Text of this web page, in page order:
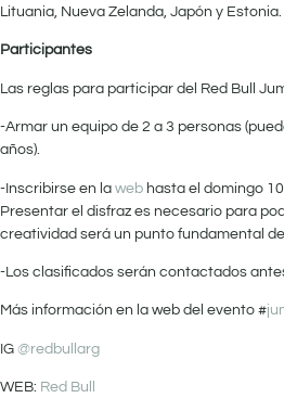
Lituania, Nueva Zelanda, Japón y Estonia.
Participantes
Las reglas para participar del Red Bull
-Armar un equipo de 2 a 3 personas
años).
-Inscribirse en la web hasta el domingo
Presentar el disfraz es necesario para
creatividad será un punto fundamental
-Los clasificados serán contactados
Más información en la web del evento #
IG @redbullarg
WEB: Red Bull